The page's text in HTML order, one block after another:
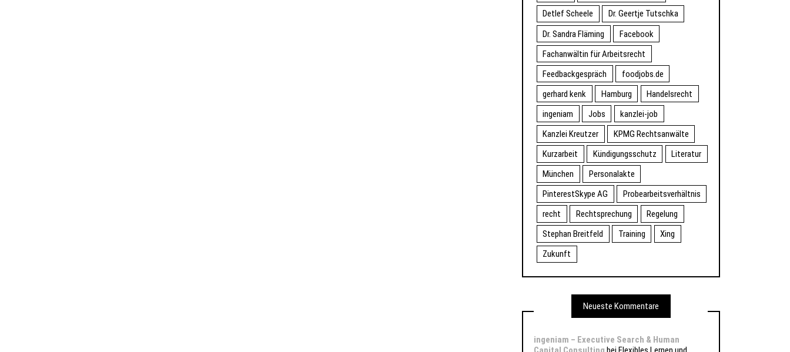
Detlef Scheele
Dr. Geertje Tutschka
Dr. Sandra Fläming
Facebook
Fachanwältin für Arbeitsrecht
Feedbackgespräch
foodjobs.de
gerhard kenk
Hamburg
Handelsrecht
ingeniam
Jobs
kanzlei-job
Kanzlei Kreutzer
KPMG Rechtsanwälte
Kurzarbeit
Kündigungsschutz
Literatur
München
Personalakte
PinterestSkype AG
Probearbeitsverhältnis
recht
Rechtsprechung
Regelung
Stephan Breitfeld
Training
Xing
Zukunft
Neueste Kommentare
ingeniam – Executive Search & Human